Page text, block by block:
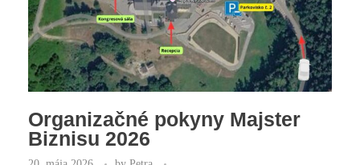
Organizačné pokyny Majster
Biznisu 2026